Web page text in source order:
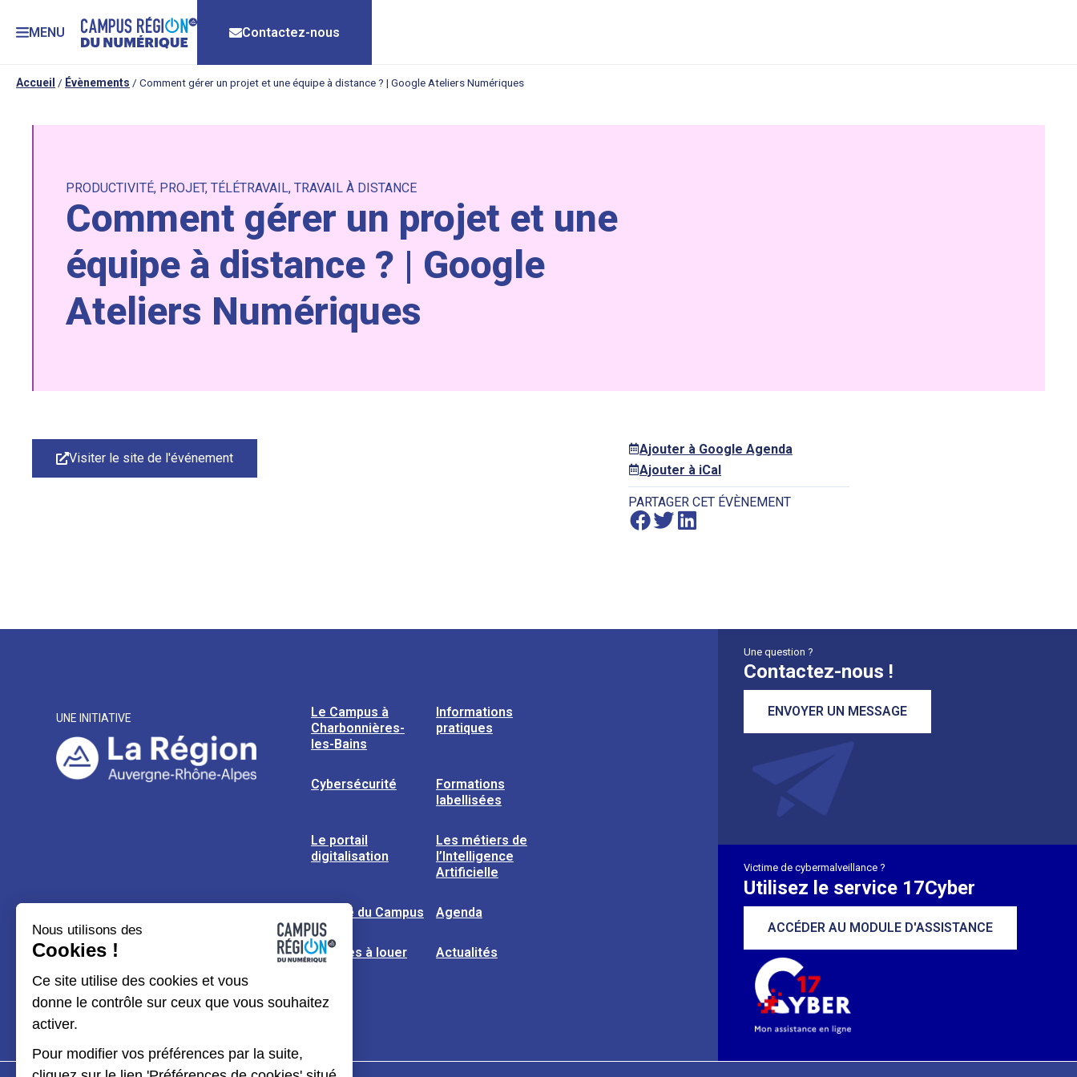
MENU Contactez-nous
Accueil / Évènements / Comment gérer un projet et une équipe à distance ? | Google Ateliers Numériques
PRODUCTIVITÉ, PROJET, TÉLÉTRAVAIL, TRAVAIL À DISTANCE
Comment gérer un projet et une
équipe à distance ? | Google
Ateliers Numériques
Visiter le site de l'événement
Ajouter à Google Agenda
Ajouter à iCal
PARTAGER CET ÉVÈNEMENT
UNE INITIATIVE
Le Campus à
Charbonnières-
les-Bains
Informations
pratiques
Cybersécurité
Formations
labellisées
Le portail
digitalisation
Les métiers de
l’Intelligence
Artificielle
L’usine du Campus Agenda
Espaces à louer Actualités
Une question ?
Contactez-nous !
ENVOYER UN MESSAGE
Victime de cybermalveillance ?
Utilisez le service 17Cyber
ACCÉDER AU MODULE D'ASSISTANCE
Nous utilisons des
Cookies !
Ce site utilise des cookies et vous
donne le contrôle sur ceux que vous souhaitez
activer.
Pour modifier vos préférences par la suite,